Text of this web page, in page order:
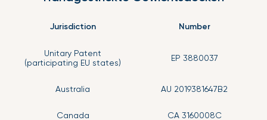
Jurisdiction Number
Unitary Patent
(participating EU states)
EP 3880037
Australia AU 2019381647B2
Canada CA 3160008C